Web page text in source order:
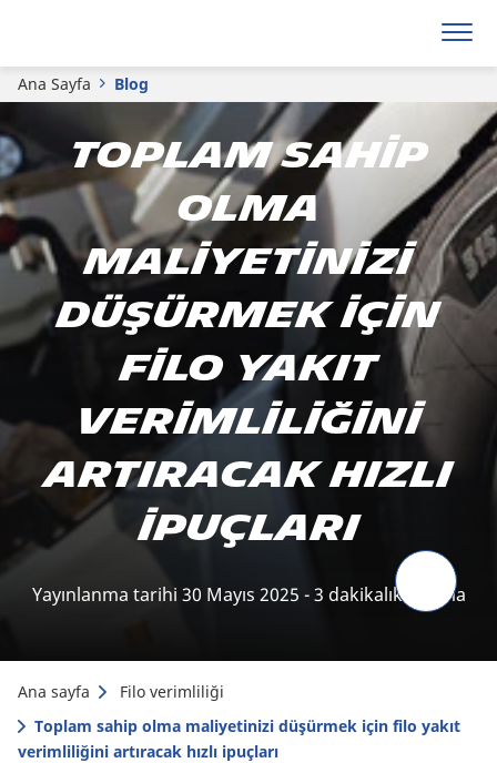
Ana Sayfa Blog
Toplam sahip
olma
maliyetinizi
düşürmek için
filo yakıt
verimliliğini
artıracak hızlı
ipuçları
Yayınlanma tarihi 30 Mayıs 2025 - 3 dakikalık okuma
Ana sayfa
Filo verimliliği
Toplam sahip olma maliyetinizi düşürmek için filo yakıt
verimliliğini artıracak hızlı ipuçları